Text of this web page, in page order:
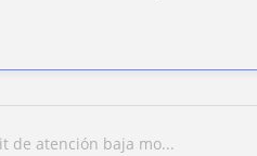
de atención baja mo...